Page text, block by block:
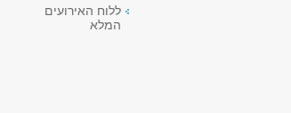
ללוח האירועים
המלא